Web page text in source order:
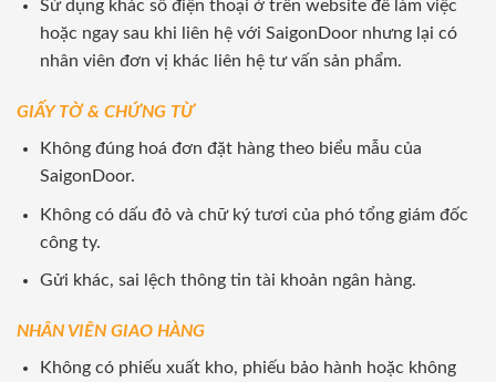
Sử dụng khác số điện thoại ở trên website để làm việc
hoặc ngay sau khi liên hệ với SaigonDoor nhưng lại có
nhân viên đơn vị khác liên hệ tư vấn sản phẩm.
GIẤY TỜ & CHỨNG TỪ
Không đúng hoá đơn đặt hàng theo biểu mẫu của
SaigonDoor.
Không có dấu đỏ và chữ ký tươi của phó tổng giám đốc
công ty.
Gửi khác, sai lệch thông tin tài khoản ngân hàng.
NHÂN VIÊN GIAO HÀNG
Không có phiếu xuất kho, phiếu bảo hành hoặc không